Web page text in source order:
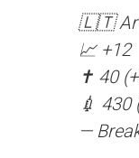
🇱🇹 Ar
📈 +12
✝️ 40
💉 430
—